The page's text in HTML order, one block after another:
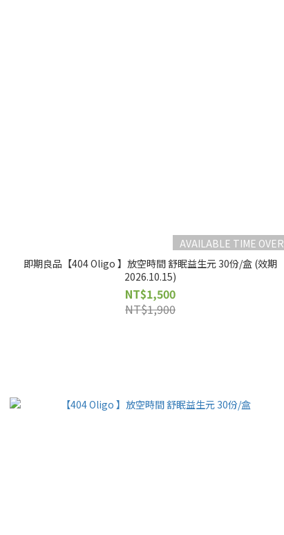
AVAILABLE TIME OVER
即期良品【404 Oligo 】放空時間 舒眠益生元 30份/盒 (效期
2026.10.15)
NT$1,500
NT$1,900